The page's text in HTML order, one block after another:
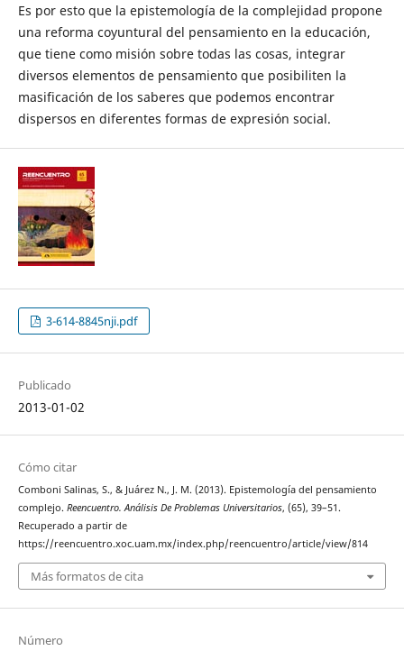
Es por esto que la epistemología de la complejidad propone
una reforma coyuntural del pensamiento en la educación,
que tiene como misión sobre todas las cosas, integrar
diversos elementos de pensamiento que posibiliten la
masificación de los saberes que podemos encontrar
dispersos en diferentes formas de expresión social.
3-614-8845nji.pdf
Publicado
2013-01-02
Cómo citar
Comboni Salinas, S., & Juárez N., J. M. (2013). Epistemología del pensamiento
complejo. Reencuentro. Análisis De Problemas Universitarios, (65), 39–51.
Recuperado a partir de
https://reencuentro.xoc.uam.mx/index.php/reencuentro/article/view/814
Más formatos de cita
Número